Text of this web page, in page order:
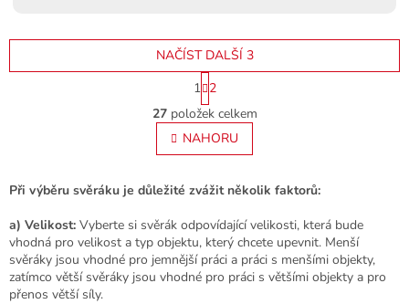
O
v
l
á
a
í
p
r
v
NAČÍST DALŠÍ 3
S
t
r
á
n
k
v
n
í
1 2
27položek celkem
NAHORU
Při výběru svěráku je důležité zvážit několik faktorů:
a) Velikost: Vyberte si svěrák odpovídající velikosti, která bude
vhodná pro velikost a typ objektu, který chcete upevnit. Menší
svěráky jsou vhodné pro jemnější práci a práci s menšími objekty,
zatímco větší svěráky jsou vhodné pro práci s většími objekty a pro
přenos větší síly.